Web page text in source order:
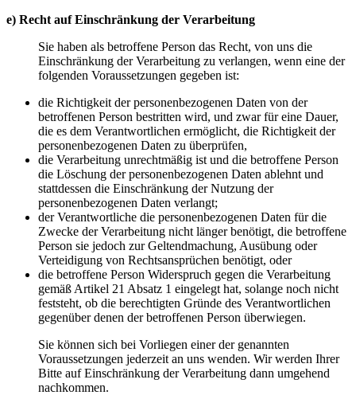
e) Recht auf Einschränkung der Verarbeitung
Sie haben als betroffene Person das Recht, von uns die
Einschränkung der Verarbeitung zu verlangen, wenn eine der
folgenden Voraussetzungen gegeben ist:
die Richtigkeit der personenbezogenen Daten von der
betroffenen Person bestritten wird, und zwar für eine Dauer,
die es dem Verantwortlichen ermöglicht, die Richtigkeit der
personenbezogenen Daten zu überprüfen,
die Verarbeitung unrechtmäßig ist und die betroffene Person
die Löschung der personenbezogenen Daten ablehnt und
stattdessen die Einschränkung der Nutzung der
personenbezogenen Daten verlangt;
der Verantwortliche die personenbezogenen Daten für die
Zwecke der Verarbeitung nicht länger benötigt, die betroffene
Person sie jedoch zur Geltendmachung, Ausübung oder
Verteidigung von Rechtsansprüchen benötigt, oder
die betroffene Person Widerspruch gegen die Verarbeitung
gemäß Artikel 21 Absatz 1 eingelegt hat, solange noch nicht
feststeht, ob die berechtigten Gründe des Verantwortlichen
gegenüber denen der betroffenen Person überwiegen.
Sie können sich bei Vorliegen einer der genannten
Voraussetzungen jederzeit an uns wenden. Wir werden Ihrer
Bitte auf Einschränkung der Verarbeitung dann umgehend
nachkommen.